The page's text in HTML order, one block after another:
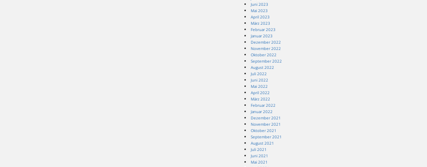
Juni 2023
Mai 2023
April 2023
März 2023
Februar 2023
Januar 2023
Dezember 2022
November 2022
Oktober 2022
September 2022
August 2022
Juli 2022
Juni 2022
Mai 2022
April 2022
März 2022
Februar 2022
Januar 2022
Dezember 2021
November 2021
Oktober 2021
September 2021
August 2021
Juli 2021
Juni 2021
Mai 2021